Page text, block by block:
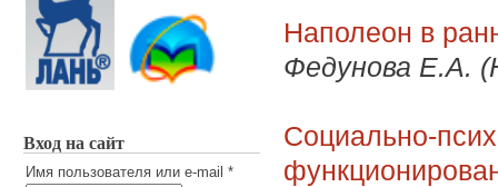
Вход на сайт
Имя пользователя или e-mail *
Наполеон в
Федунова Е.А.
Социально-